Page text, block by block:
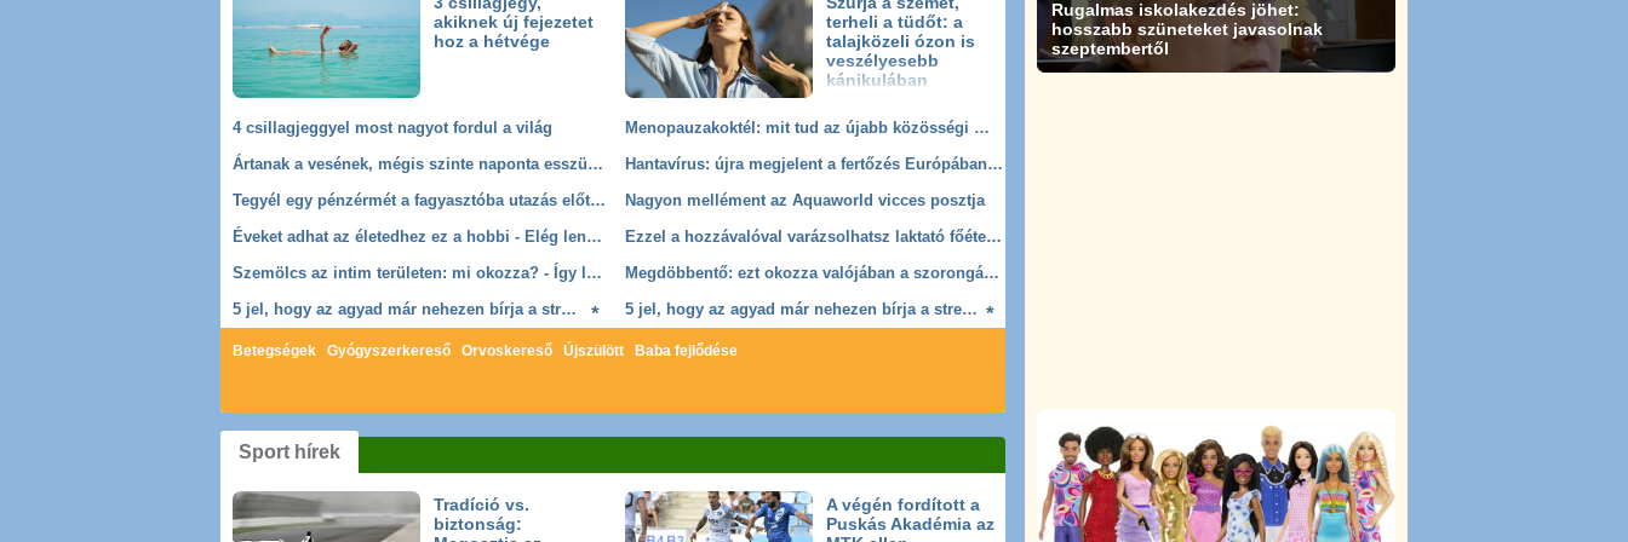
akiknek új fejezetet
hoz a hétvége
4 csillagjeggyel most nagyot fordul a világ
Ártanak a vesének, mégis szinte naponta esszük ezeket az ételeket
Tegyél egy pénzérmét a fagyasztóba utazás előtt - fontos dologról árulkodhat
Éveket adhat az életedhez ez a hobbi - Elég lenne naponta 30 percet szánni rá
Szemölcs az intim területen: mi okozza? - Így lehet kezelni a sokakat érintő elváltozást
5 jel, hogy az agyad már nehezen bírja a stresszt
terheli a tüdőt: a
talajközeli ózon is
veszélyesebb
kánikulában
Menopauzakoktél: mit tud az újabb közösségi médiás trükk? - Íme a nőgyógyász válasza
Hantavírus: újra megjelent a fertőzés Európában - egy embert karanténba helyeztek
Nagyon mellément az Aquaworld vicces posztja
Ezzel a hozzávalóval varázsolhatsz laktató főételt a nyári salátákból - Olcsó, mégis hihetetlenül értékes
Megdöbbentő: ezt okozza valójában a szorongás a testeddel - pszichiáter magyarázza el
5 jel, hogy az agyad már nehezen bírja a stresszt
Betegségek Gyógyszerkereső Orvoskereső Újszülött Baba fejlődése
Sport hírek
Tradíció vs.
biztonság:
A végén fordított a
Puskás Akadémia az
Rugalmas iskolakezdés jöhet:
hosszabb szüneteket javasolnak
szeptembertől